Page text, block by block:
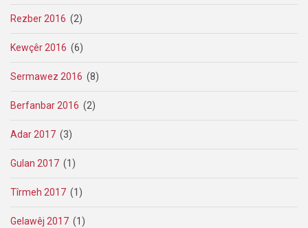
Rezber 2016 (2)
Kewçêr 2016 (6)
Sermawez 2016 (8)
Berfanbar 2016 (2)
Adar 2017 (3)
Gulan 2017 (1)
Tîrmeh 2017 (1)
Gelawêj 2017 (1)